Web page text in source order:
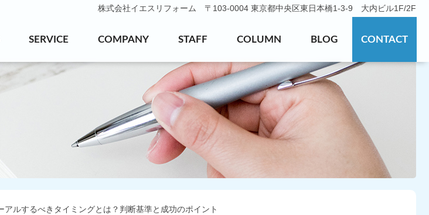
株式会社イエスリフォーム 〒103-0004 東京都中央区東日本橋1-3-9 大内ビル1F/2F
SERVICE COMPANY STAFF COLUMN BLOG CONTACT
アルするべきタイミングとは？判断基準と成功のポイント